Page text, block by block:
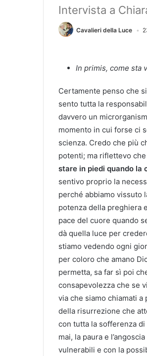
Intervista a
Cavalieri della Luce
In primis, come sta
Certamente penso che
sento tutta la
davvero un
momento in cui forse ci
scienza. Credo che più
potenti; ma riflettevo che
stare in piedi quando la
sentivo proprio la
perché abbiamo vissuto
potenza della preghiera
pace del cuore quando
dà quella luce per
stiamo vedendo ogni
per coloro che amano
permetta, sa far sì poi
consapevolezza che se
via che siamo chiamati a
della risurrezione che
con tutta la sofferenza
mai, la paura e
vulnerabili e con la